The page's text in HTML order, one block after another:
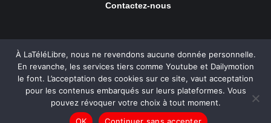
Contactez-nous
LaTéléLibre.fr, ce site a été réalisé par l'agenceNOUS, Ouvert,
Utile & Simple
— Tous les contenus, sauf exception signalée, sont
À LaTéléLibre, nous ne revendons aucune donnée personnelle.
En revanche, les services tiers comme Youtube et Dailymotion
le font. L’acceptation des cookies sur ce site, vaut acceptation
pour les contenus embarqués sur leurs plateformes. Vous
pouvez révoquer votre choix à tout moment.
OK
Continuer sans accepter